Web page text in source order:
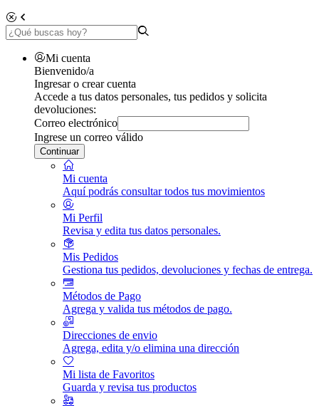
Mi cuenta
Bienvenido/a
Ingresar o crear cuenta
Accede a tus datos personales, tus pedidos y solicita
devoluciones:
Correo electrónico
Ingrese un correo válido
Continuar
Mi cuenta
Aquí podrás consultar todos tus movimientos
Mi Perfil
Revisa y edita tus datos personales.
Mis Pedidos
Gestiona tus pedidos, devoluciones y fechas de entrega.
Métodos de Pago
Agrega y valida tus métodos de pago.
Direcciones de envio
Agrega, edita y/o elimina una dirección
Mi lista de Favoritos
Guarda y revisa tus productos